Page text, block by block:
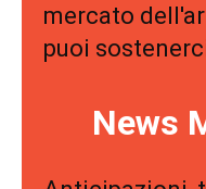
mercato
puoi
News